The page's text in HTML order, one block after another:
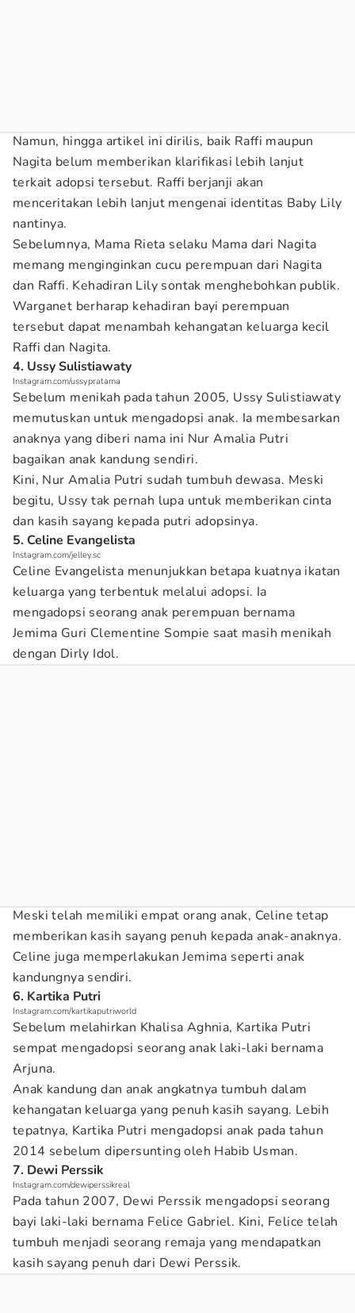
Namun, hingga artikel ini dirilis, baik Raffi maupun
Nagita belum memberikan klarifikasi lebih lanjut
terkait adopsi tersebut. Raffi berjanji akan
menceritakan lebih lanjut mengenai identitas Baby Lily
nantinya.
Sebelumnya, Mama Rieta selaku Mama dari Nagita
memang menginginkan cucu perempuan dari Nagita
dan Raffi. Kehadiran Lily sontak menghebohkan publik.
Warganet berharap kehadiran bayi perempuan
tersebut dapat menambah kehangatan keluarga kecil
Raffi dan Nagita.
4. Ussy Sulistiawaty
Instagram.com/ussypratama
Sebelum menikah pada tahun 2005, Ussy Sulistiawaty
memutuskan untuk mengadopsi anak. Ia membesarkan
anaknya yang diberi nama ini Nur Amalia Putri
bagaikan anak kandung sendiri.
Kini, Nur Amalia Putri sudah tumbuh dewasa. Meski
begitu, Ussy tak pernah lupa untuk memberikan cinta
dan kasih sayang kepada putri adopsinya.
5. Celine Evangelista
Instagram.com/jelley.sc
Celine Evangelista menunjukkan betapa kuatnya ikatan
keluarga yang terbentuk melalui adopsi. Ia
mengadopsi seorang anak perempuan bernama
Jemima Guri Clementine Sompie saat masih menikah
dengan Dirly Idol.
Meski telah memiliki empat orang anak, Celine tetap
memberikan kasih sayang penuh kepada anak-anaknya.
Celine juga memperlakukan Jemima seperti anak
kandungnya sendiri.
6. Kartika Putri
Instagram.com/kartikaputriworld
Sebelum melahirkan Khalisa Aghnia, Kartika Putri
sempat mengadopsi seorang anak laki-laki bernama
Arjuna.
Anak kandung dan anak angkatnya tumbuh dalam
kehangatan keluarga yang penuh kasih sayang. Lebih
tepatnya, Kartika Putri mengadopsi anak pada tahun
2014 sebelum dipersunting oleh Habib Usman.
7. Dewi Perssik
Instagram.com/dewiperssikreal
Pada tahun 2007, Dewi Perssik mengadopsi seorang
bayi laki-laki bernama Felice Gabriel. Kini, Felice telah
tumbuh menjadi seorang remaja yang mendapatkan
kasih sayang penuh dari Dewi Perssik.